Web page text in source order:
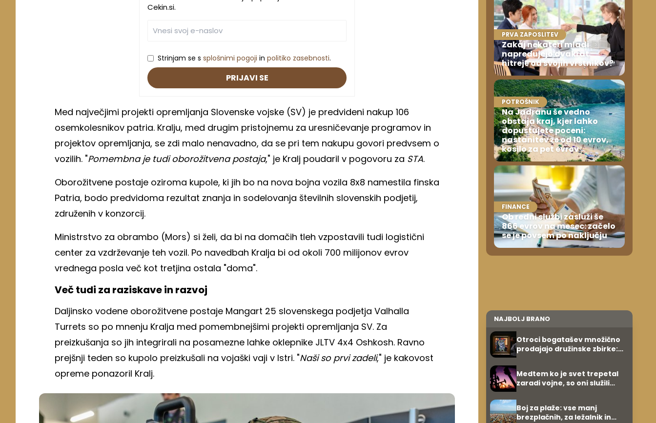
Cekin.si.
Strinjam se s splošnimi pogoji in politiko zasebnosti.
PRIJAVI SE
Med največjimi projekti opremljanja Slovenske vojske (SV) je predvideni nakup 106
osemkolesnikov patria. Kralju, med drugim pristojnemu za uresničevanje programov in
projektov opremljanja, se zdi malo nenavadno, da se pri tem nakupu govori predvsem o
vozilih. "Pomembna je tudi oborožitvena postaja," je Kralj poudaril v pogovoru za STA.
Oborožitvene postaje oziroma kupole, ki jih bo na nova bojna vozila 8x8 namestila finska
Patria, bodo predvidoma rezultat znanja in sodelovanja številnih slovenskih podjetij,
združenih v konzorcij.
Ministrstvo za obrambo (Mors) si želi, da bi na domačih tleh vzpostavili tudi logistični
center za vzdrževanje teh vozil. Po navedbah Kralja bi od okoli 700 milijonov evrov
vrednega posla več kot tretjina ostala "doma".
Več tudi za raziskave in razvoj
Daljinsko vodene oborožitvene postaje Mangart 25 slovenskega podjetja Valhalla
Turrets so po mnenju Kralja med pomembnejšimi projekti opremljanja SV. Za
preizkušanja so jih integrirali na posamezne lahke oklepnike JLTV 4x4 Oshkosh. Ravno
prejšnji teden so kupolo preizkušali na vojaški vaji v Istri. "Naši so prvi zadeli," je kakovost
opreme ponazoril Kralj.
PRVA ZAPOSLITEV
Zakaj nekateri mladi
napredujejo dvakrat
hitreje od svojih vrstnikov?
POTROŠNIK
Na Jadranu še vedno
obstaja kraj, kjer lahko
dopustujete poceni:
nastanitev že od 10 evrov,
kosilo za pet evrov
FINANCE
Ob redni službi zasluži še
866 evrov na mesec: začelo
se je povsem po naključju
NAJBOLJ BRANO
Otroci bogatašev množično
prodajajo družinske zbirke:
Medtem ko je svet trepetal
zaradi vojne, so oni služili
Boj za plaže: vse manj
brezplačnih, za ležalnik in